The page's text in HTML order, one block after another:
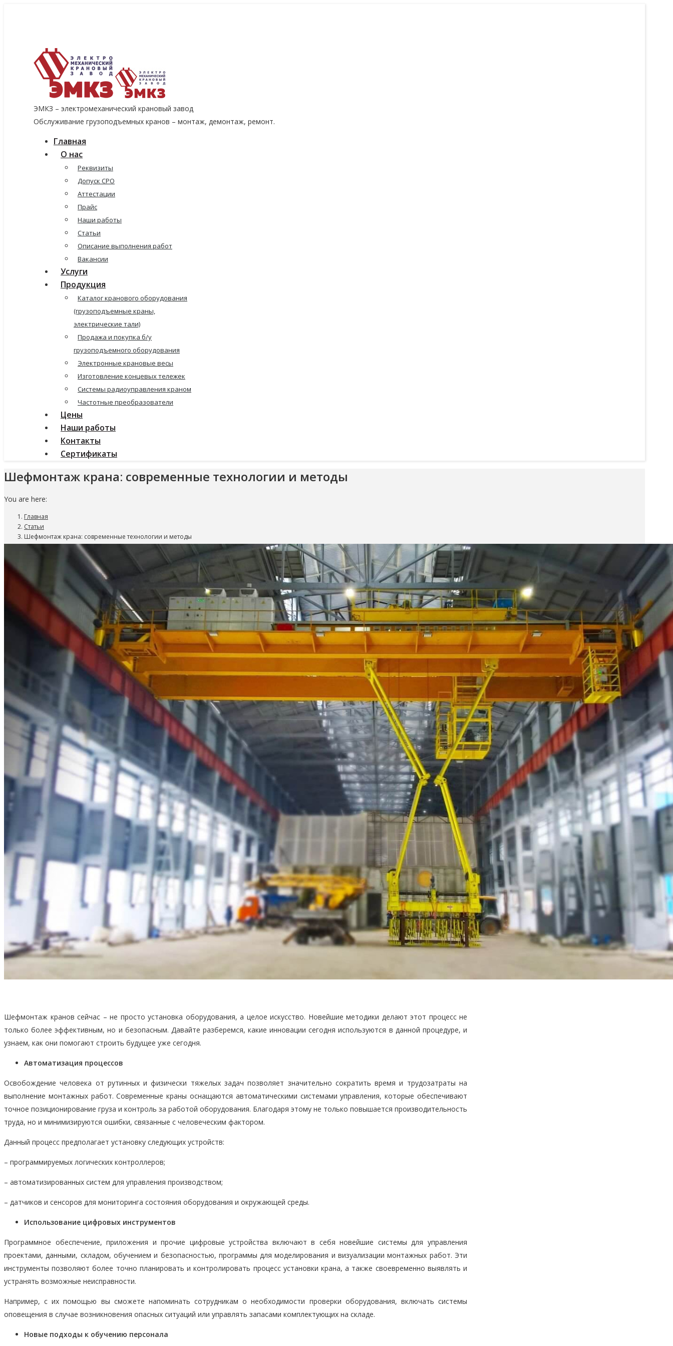
ЭМКЗ – электромеханический крановый завод
Обслуживание грузоподъемных кранов – монтаж, демонтаж, ремонт.
Главная
О нас
Реквизиты
Допуск СРО
Аттестации
Прайс
Наши работы
Статьи
Описание выполнения работ
Вакансии
Услуги
Продукция
Каталог кранового оборудования
(грузоподъемные краны,
электрические тали)
Продажа и покупка б/у
грузоподъемного оборудования
Электронные крановые весы
Изготовление концевых тележек
Системы радиоуправления краном
Частотные преобразователи
Цены
Наши работы
Контакты
Сертификаты
Шефмонтаж крана: современные технологии и методы
You are here:
Главная
Статьи
Шефмонтаж крана: современные технологии и методы
Шефмонтаж кранов сейчас – не просто установка оборудования, а целое искусство. Новейшие методики делают этот процесс не
только более эффективным, но и безопасным. Давайте разберемся, какие инновации сегодня используются в данной процедуре, и
узнаем, как они помогают строить будущее уже сегодня.
Автоматизация процессов
Освобождение человека от рутинных и физически тяжелых задач позволяет значительно сократить время и трудозатраты на
выполнение монтажных работ. Современные краны оснащаются автоматическими системами управления, которые обеспечивают
точное позиционирование груза и контроль за работой оборудования. Благодаря этому не только повышается производительность
труда, но и минимизируются ошибки, связанные с человеческим фактором.
Данный процесс предполагает установку следующих устройств:
– программируемых логических контроллеров;
– автоматизированных систем для управления производством;
– датчиков и сенсоров для мониторинга состояния оборудования и окружающей среды.
Использование цифровых инструментов
Программное обеспечение, приложения и прочие цифровые устройства включают в себя новейшие системы для управления
проектами, данными, складом, обучением и безопасностью, программы для моделирования и визуализации монтажных работ. Эти
инструменты позволяют более точно планировать и контролировать процесс установки крана, а также своевременно выявлять и
устранять возможные неисправности.
Например, с их помощью вы сможете напоминать сотрудникам о необходимости проверки оборудования, включать системы
оповещения в случае возникновения опасных ситуаций или управлять запасами комплектующих на складе.
Новые подходы к обучению персонала